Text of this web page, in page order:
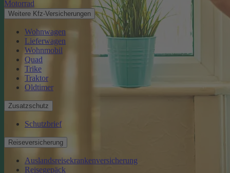
Motorrad
Weitere Kfz-Versicherungen
Wohnwagen
Lieferwagen
Wohnmobil
Quad
Trike
Traktor
Oldtimer
Zusatzschutz
Schutzbrief
Reiseversicherung
Auslandsreisekrankenversicherung
Reisegepäck